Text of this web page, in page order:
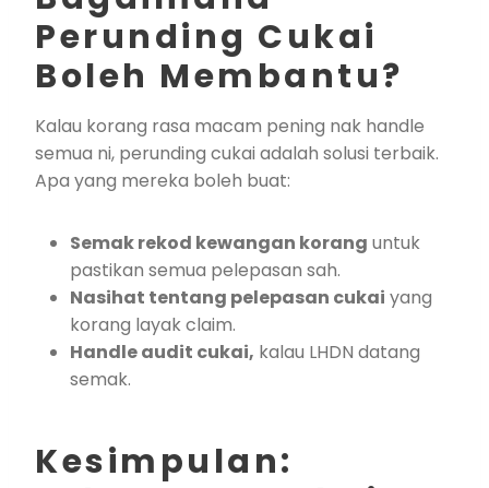
Perunding Cukai
Boleh Membantu?
Kalau korang rasa macam pening nak handle
semua ni, perunding cukai adalah solusi terbaik.
Apa yang mereka boleh buat:
Semak rekod kewangan korang untuk
pastikan semua pelepasan sah.
Nasihat tentang pelepasan cukai yang
korang layak claim.
Handle audit cukai, kalau LHDN datang
semak.
Kesimpulan: